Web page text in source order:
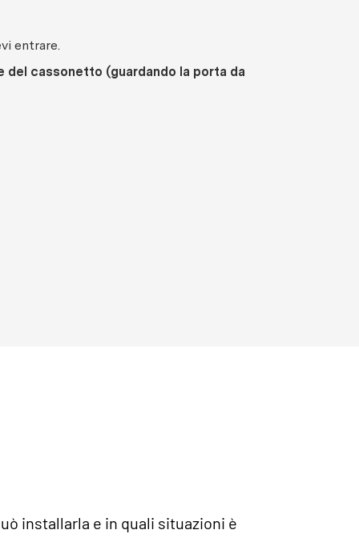
entrare.
del cassonetto (guardando la porta da
installarla e in quali situazioni è